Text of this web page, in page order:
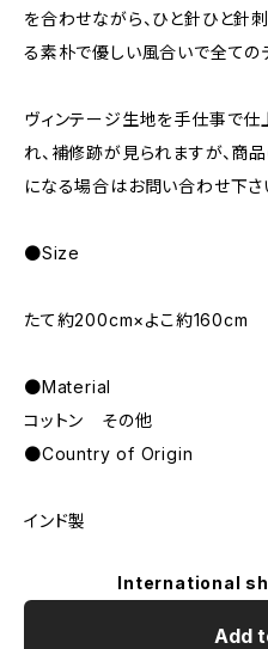
を合わせながら、ひと針ひと針
る素朴で優しい風合いで全ての
ヴィンテージ生地を手仕事で仕
れ、補修跡が見られますが、商
になる場合はお問い合わせ下さ
●Size
たて約200cm×よこ約160cm
●Material
コットン その他
●Country of Origin
インド製
International
Add